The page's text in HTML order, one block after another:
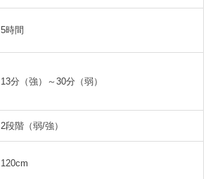
5時間
13分（強）～30分（弱）
2段階（弱/強）
120cm